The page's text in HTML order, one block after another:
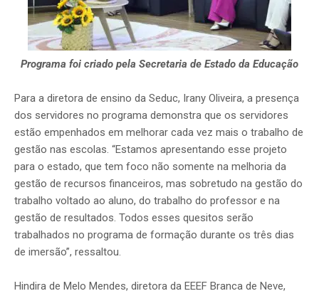
Programa foi criado pela Secretaria de Estado da Educação
Para a diretora de ensino da Seduc, Irany Oliveira, a presença
dos servidores no programa demonstra que os servidores
estão empenhados em melhorar cada vez mais o trabalho de
gestão nas escolas. “Estamos apresentando esse projeto
para o estado, que tem foco não somente na melhoria da
gestão de recursos financeiros, mas sobretudo na gestão do
trabalho voltado ao aluno, do trabalho do professor e na
gestão de resultados. Todos esses quesitos serão
trabalhados no programa de formação durante os três dias
de imersão”, ressaltou.
Hindira de Melo Mendes, diretora da EEEF Branca de Neve,